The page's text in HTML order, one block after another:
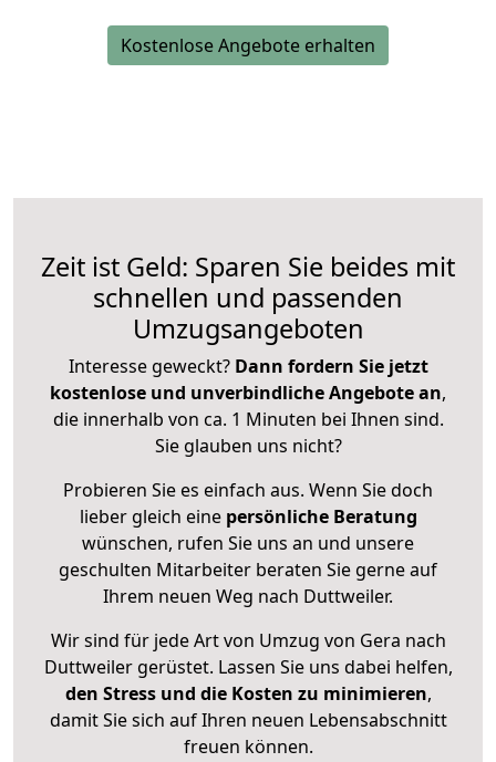
Kostenlose Angebote erhalten
Zeit ist Geld: Sparen Sie beides mit
schnellen und passenden
Umzugsangeboten
Interesse geweckt? Dann fordern Sie jetzt
kostenlose und unverbindliche Angebote an,
die innerhalb von ca. 1 Minuten bei Ihnen sind.
Sie glauben uns nicht?
Probieren Sie es einfach aus. Wenn Sie doch
lieber gleich eine persönliche Beratung
wünschen, rufen Sie uns an und unsere
geschulten Mitarbeiter beraten Sie gerne auf
Ihrem neuen Weg nach Duttweiler.
Wir sind für jede Art von Umzug von Gera nach
Duttweiler gerüstet. Lassen Sie uns dabei helfen,
den Stress und die Kosten zu minimieren,
damit Sie sich auf Ihren neuen Lebensabschnitt
freuen können.